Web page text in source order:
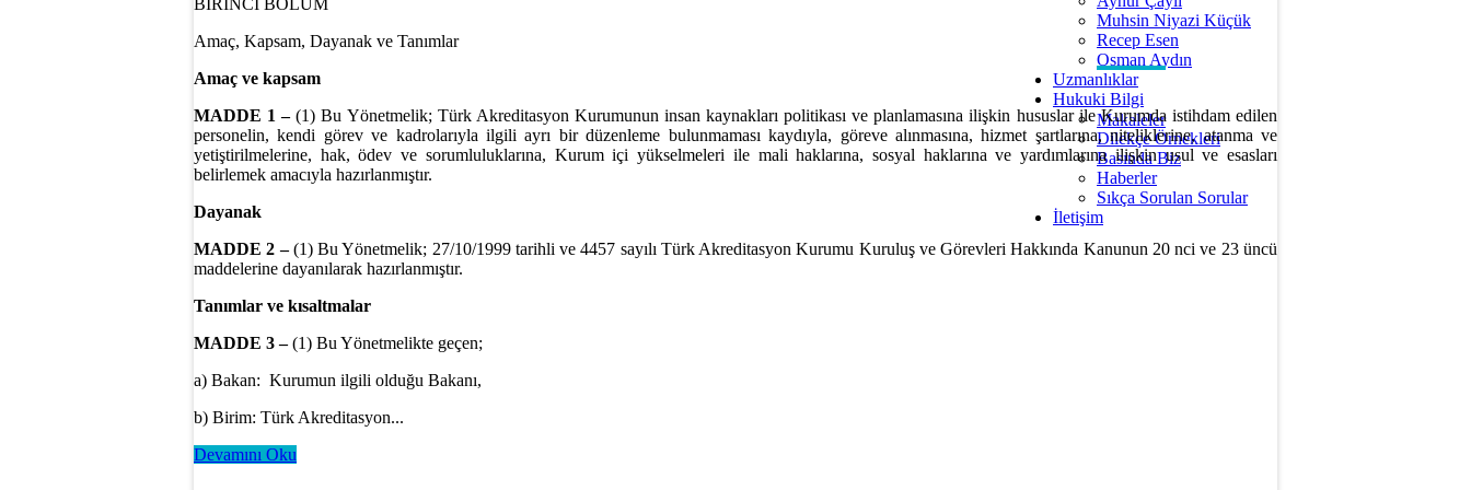
Muhsin Niyazi Küçük
Recep Esen
Osman Aydın
Uzmanlıklar
Hukuki Bilgi
Makaleler
Dilekçe Örnekleri
Basında Biz
Haberler
Sıkça Sorulan Sorular
İletişim
Amaç, Kapsam, Dayanak ve Tanımlar
Amaç ve kapsam
MADDE 1 –(1) Bu Yönetmelik; Türk Akreditasyon Kurumunun insan kaynakları politikası ve planlamasına ilişkin hususlar ile Kurumda istihdam edilen
personelin, kendi görev ve kadrolarıyla ilgili ayrı bir düzenleme bulunmaması kaydıyla, göreve alınmasına, hizmet şartlarına, niteliklerine, atanma ve
yetiştirilmelerine, hak, ödev ve sorumluluklarına, Kurum içi yükselmeleri ile mali haklarına, sosyal haklarına ve yardımlarına ilişkin usul ve esasları
belirlemek amacıyla hazırlanmıştır.
Dayanak
MADDE 2 –(1) Bu Yönetmelik; 27/10/1999 tarihli ve 4457 sayılı Türk Akreditasyon Kurumu Kuruluş ve Görevleri Hakkında Kanunun 20 nci ve 23 üncü
maddelerine dayanılarak hazırlanmıştır.
Tanımlar ve kısaltmalar
MADDE 3 –(1) Bu Yönetmelikte geçen;
a) Bakan: Kurumun ilgili olduğu Bakanı,
b) Birim: Türk Akreditasyon...
Devamını Oku